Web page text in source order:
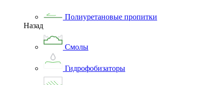
Полиуретановые пропитки
Назад
Смолы
Гидрофобизаторы